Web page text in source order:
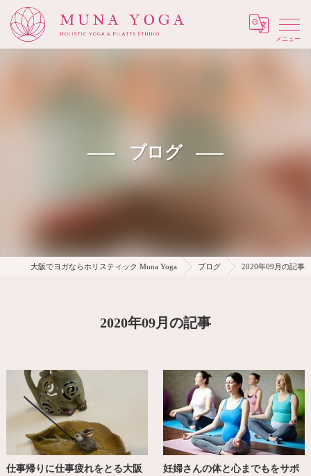
Menu
ブログ
大阪でヨガならホリスティック Muna Yoga ブログ 2020年09月の記事
2020年09月の記事
仕事帰りに仕事疲れをとる大阪
妊婦さんの体と心までもをサポ